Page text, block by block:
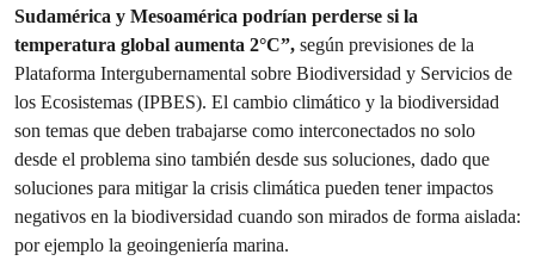
Sudamérica y Mesoamérica podrían perderse si la
temperatura global aumenta 2°C”, según previsiones de la
Plataforma Intergubernamental sobre Biodiversidad y Servicios de
los Ecosistemas (IPBES). El cambio climático y la biodiversidad
son temas que deben trabajarse como interconectados no solo
desde el problema sino también desde sus soluciones, dado que
soluciones para mitigar la crisis climática pueden tener impactos
negativos en la biodiversidad cuando son mirados de forma aislada:
por ejemplo la geoingeniería marina.